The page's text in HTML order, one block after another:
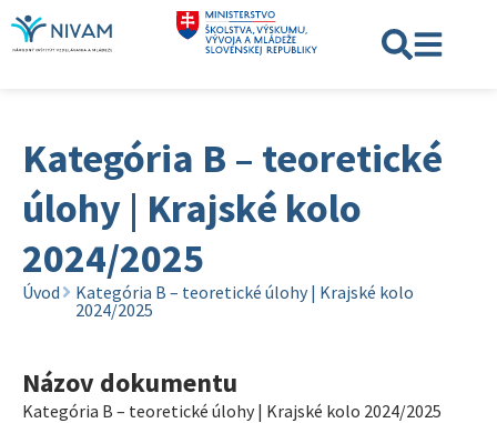
Kategória B – teoretické
úlohy | Krajské kolo
2024/2025
Úvod
Kategória B – teoretické úlohy | Krajské kolo
2024/2025
Názov dokumentu
Kategória B – teoretické úlohy | Krajské kolo 2024/2025